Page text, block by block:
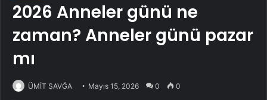
2026 Anneler günü ne
zaman? Anneler günü pazar
mı
ÜMİT SAVĞA Mayıs 15, 2026 0 0